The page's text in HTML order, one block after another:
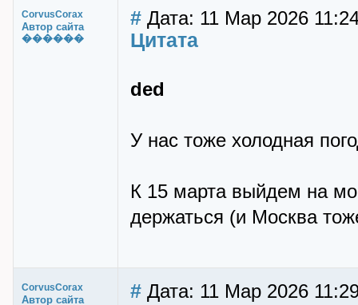
CorvusCorax
Автор сайта
������
# Дата: 11 Мар 2026
Цитата
ded
У нас тоже холодная
К 15 марта выйдем на
держаться (и Москва
CorvusCorax
Автор сайта # Дата: 11 Мар 2026